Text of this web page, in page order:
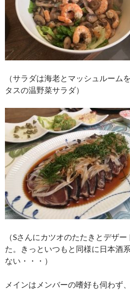
（サラダは海老とマッシュルーム
タスの温野菜サラダ）
（Sさんにカツオのたたきとデザ
た。きっといつもと同様に日本酒
ない・・・）
メインはメンバーの嗜好も伺わず